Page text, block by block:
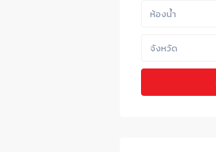
ห้องน้ำ
จังหวัด